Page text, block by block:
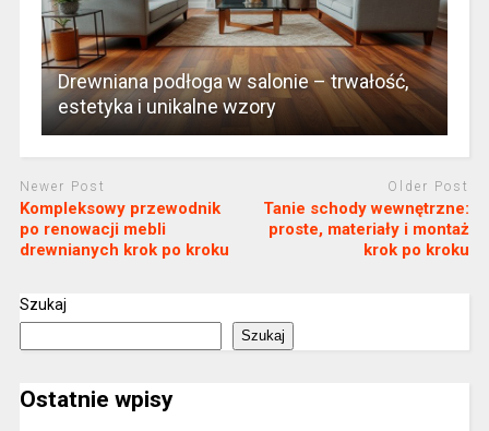
Drewniana podłoga w salonie – trwałość,
estetyka i unikalne wzory
Newer Post
Kompleksowy przewodnik
po renowacji mebli
drewnianych krok po kroku
Older Post
Tanie schody wewnętrzne:
proste, materiały i montaż
krok po kroku
Szukaj
Szukaj
Ostatnie wpisy